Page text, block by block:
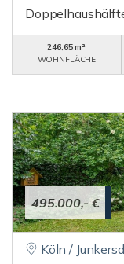
246,65 m²
WOHNFLÄCHE
495.000,- €
Köln /